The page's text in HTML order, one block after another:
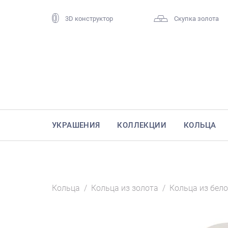
3D конструктор Скупка золота
УКРАШЕНИЯ КОЛЛЕКЦИИ КОЛЬЦА
Кольца / Кольца из золота / Кольца из